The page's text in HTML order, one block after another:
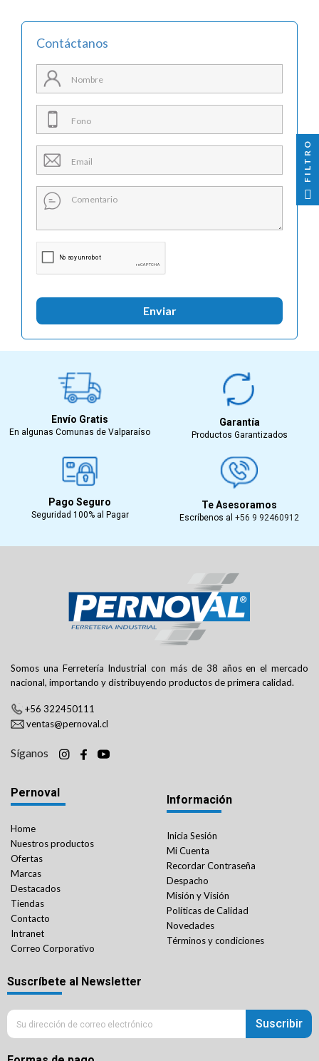
Contáctanos
Enviar
Envío Gratis
En algunas Comunas de Valparaíso
Garantía
Productos Garantizados
Pago Seguro
Seguridad 100% al Pagar
Te Asesoramos
Escríbenos al +56 9 92460912
Somos una Ferretería Industrial con más de 38 años en el mercado
nacional, importando y distribuyendo productos de primera calidad.
+56 322450111
ventas@pernoval.cl
Síganos
Pernoval
Home
Nuestros productos
Ofertas
Marcas
Destacados
Tiendas
Contacto
Intranet
Correo Corporativo
Información
Inicia Sesión
Mi Cuenta
Recordar Contraseña
Despacho
Misión y Visión
Políticas de Calidad
Novedades
Términos y condiciones
Suscríbete al Newsletter
Suscribir
FILTRO